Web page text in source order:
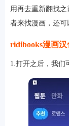
用再去重新翻找
者来找漫画，还可
ridibooks漫画汉
1.打开之后，我们